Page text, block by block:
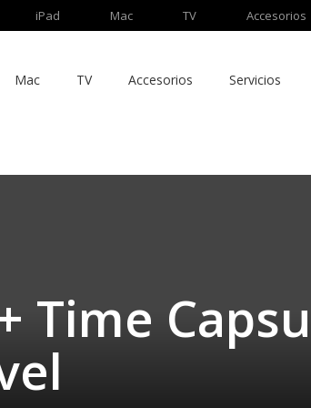
iPad Mac TV Accesorios
Mac TV Accesorios Servicios
Time